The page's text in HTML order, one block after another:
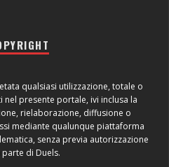
qualsiasi utilizzazione, totale o
presente portale, ivi inclusa la
rielaborazione, diffusione o
mediante qualunque piattaforma
senza previa autorizzazione
di Duels.